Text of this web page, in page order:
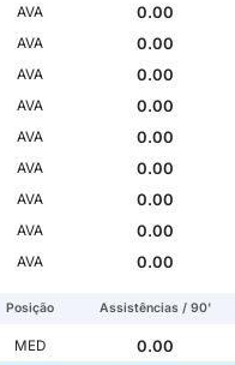
AVA
0.00
AVA
0.00
AVA
0.00
AVA
0.00
AVA
0.00
AVA
0.00
AVA
0.00
AVA
0.00
AVA 0.00
Posição Assistências / 90'
MED
0.00